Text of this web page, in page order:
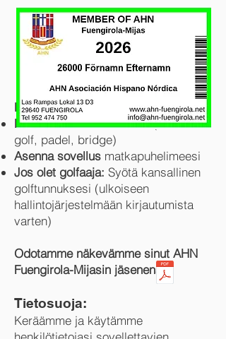
Rekisteröinnin jälkeen:
Rekisteröi kiinnostuksesi:(esim.
golf, padel, bridge)
Asenna sovellus matkapuhelimeesi
Jos olet golfaaja: Syötä kansallinen
golftunnuksesi (ulkoiseen
hallintojärjestelmään kirjautumista
varten)
Odotamme näkevämme sinut AHN
Fuengirola-Mijasin jäsenenä!
Tietosuoja:
Keräämme ja käytämme